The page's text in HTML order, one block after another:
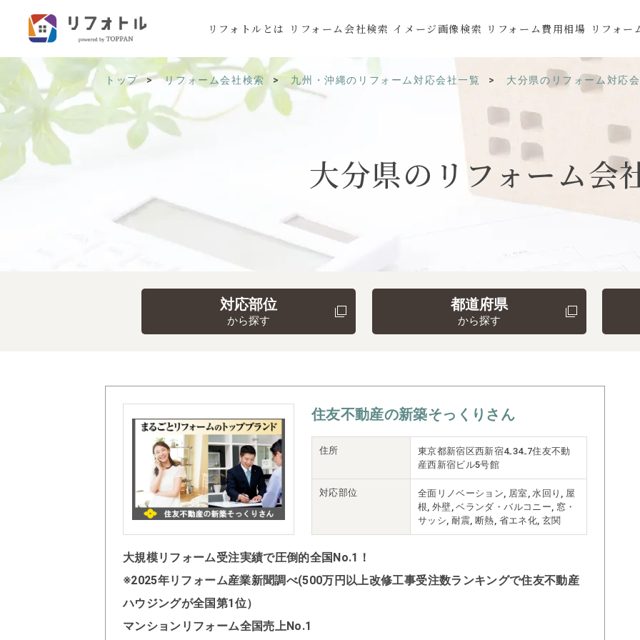
リフォトルとは リフォーム会社検索 イメージ画像検索 リフォーム費用相場 リフォー
トップ リフォーム会社検索 九州・沖縄のリフォーム対応会社一覧 大分県のリフォーム対応
大分県の リフォーム会
対応部位
から探す
都道府県
から探す
住友不動産の新築そっくりさん
住所
東京都新宿区西新宿4₋34₋7住友不動
産西新宿ビル5号館
対応部位
全面リノベーション, 居室, 水回り, 屋
根, 外壁, ベランダ・バルコニー, 窓・
サッシ, 耐震, 断熱, 省エネ化, 玄関
大規模リフォーム受注実績で圧倒的全国No.1！
※2025年リフォーム産業新聞調べ(500万円以上改修工事受注数ランキングで住友不動産
ハウジングが全国第1位）
マンションリフォーム全国売上No.1